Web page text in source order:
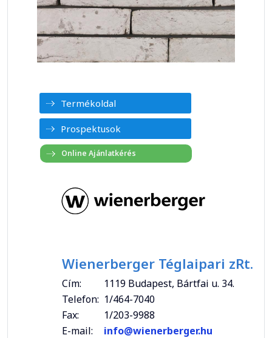
Termékoldal
Prospektusok
Wienerberger Téglaipari zRt.
Cím:
1119 Budapest, Bártfai u. 34.
Telefon: 1/464-7040
Fax:
1/203-9988
E-mail:
info@wienerberger.hu